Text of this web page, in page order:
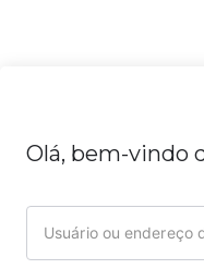
Olá, bem-vindo